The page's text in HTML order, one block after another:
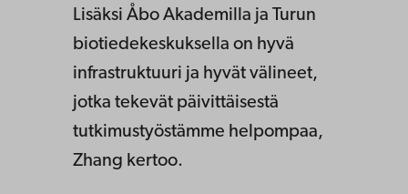
Lisäksi Åbo Akademilla ja Turun
biotiedekeskuksella on hyvä
infrastruktuuri ja hyvät välineet,
jotka tekevät päivittäisestä
tutkimustyöstämme helpompaa,
Zhang kertoo.